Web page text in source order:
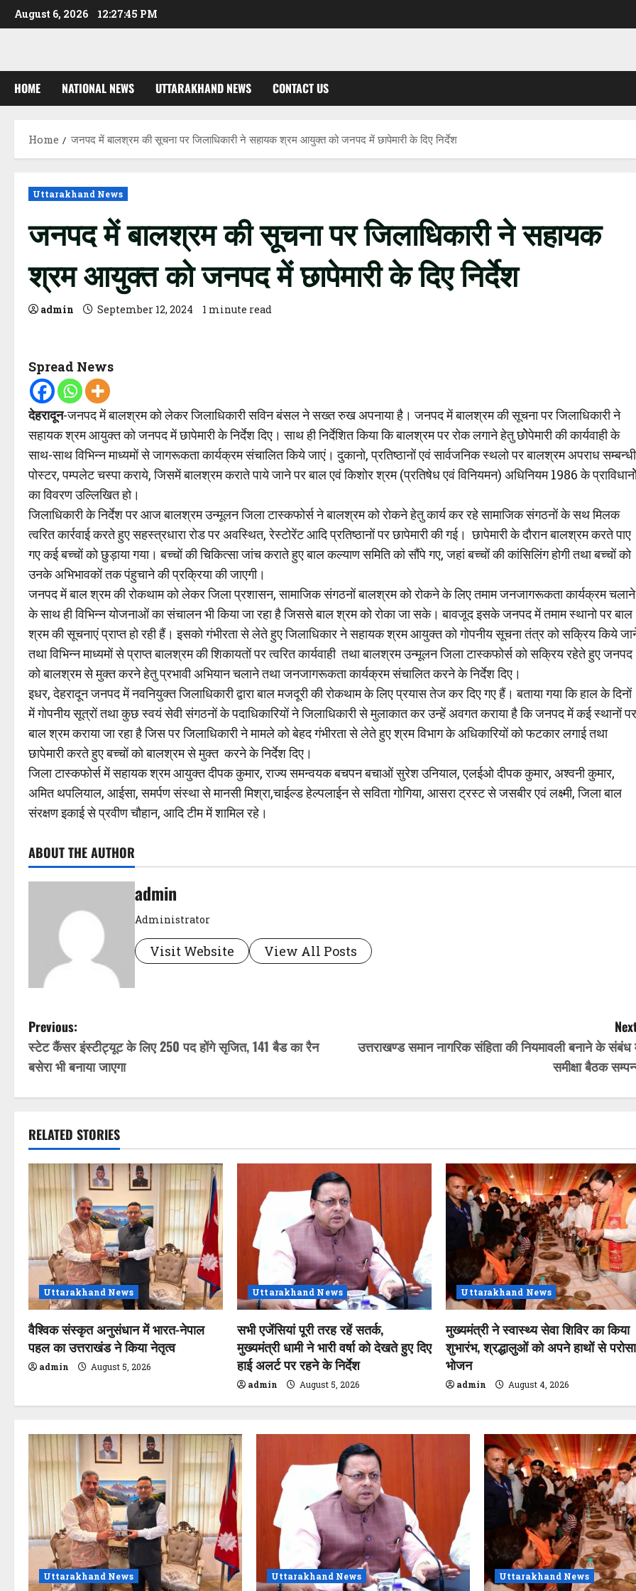
Skip
to
August 6, 2026 12:27:46 PM
HOME NATIONAL NEWS UTTARAKHAND NEWS CONTACT US
Home जनपद में बालश्रम की सूचना पर जिलाधिकारी ने सहायक श्रम आयुक्त को जनपद में छापेमारी के दिए निर्देश
Uttarakhand News
जनपद में बालश्रम की सूचना पर जिलाधिकारी ने सहायक
श्रम आयुक्त को जनपद में छापेमारी के दिए निर्देश
admin September 12, 2024 1 minute read
Spread News
देहरादून-जनपद में बालश्रम को लेकर जिलाधिकारी सविन बंसल ने सख्त रुख अपनाया है। जनपद में बालश्रम की सूचना पर जिलाधिकारी ने
सहायक श्रम आयुक्त को जनपद में छापेमारी के निर्देश दिए। साथ ही निर्देशित किया कि बालश्रम पर रोक लगाने हेतु छोेेपेमारी की कार्यवाही के
साथ-साथ विभिन्न माध्यमों से जागरूकता कार्यक्रम संचालित किये जाएं। दुकानो, प्रतिष्ठानों एवं सार्वजनिक स्थलो पर बालश्रम अपराध सम्बन्धी
पोस्टर, पम्पलेट चस्पा कराये, जिसमें बालश्रम कराते पाये जाने पर बाल एवं किशोर श्रम (प्रतिषेध एवं विनियमन) अधिनियम 1986 के
का विवरण उल्लिखित हो।
जिलाधिकारी के निर्देश पर आज बालश्रम उन्मूलन जिला टास्कफोर्स ने बालश्रम को रोकने हेतु कार्य कर रहे सामाजिक संगठनों के सथ मिलक
त्वरित कार्रवाई करते हुए सहस्त्रधारा रोड पर अवस्थित, रेस्टोरेंट आदि प्रतिष्ठानों पर छापेमारी की गई। छापेमारी के दौरान बालश्रम करते पाए
गए कई बच्चों को छुड़ाया गया। बच्चों की चिकित्सा जांच कराते हुए बाल कल्याण समिति को सौंपे गए, जहां बच्चों की कांसिलिंग होगी तथा बच्चों को
उनके अभिभावकों तक पंहुचाने की प्रक्रिया की जाएगी।
जनपद में बाल श्रम की रोकथाम को लेकर जिला प्रशासन, सामाजिक संगठनों बालश्रम को रोकने के लिए तमाम जनजागरूकता कार्यक्रम चलाने
के साथ ही विभिन्न योजनाओं का संचालन भी किया जा रहा है जिससे बाल श्रम को रोका जा सके। बावजूद इसके जनपद में तमाम स्थानो पर बाल
श्रम की सूचनाएं प्राप्त हो रही हैं। इसको गंभीरता से लेते हुए जिलाधिकार ने सहायक श्रम आयुक्त को गोपनीय सूचना तंत्र को सक्रिय किये
तथा विभिन्न माध्यमों से प्राप्त बालश्रम की शिकायतों पर त्वरित कार्यवाही तथा बालश्रम उन्मूलन जिला टास्कफोर्स को सक्रिय रहेते हुए जनपद
को बालश्रम से मुक्त करने हेतु प्रभावी अभियान चलाने तथा जनजागरूकता कार्यक्रम संचालित करने के निर्देश दिए।
इधर, देहरादून जनपद में नवनियुक्त जिलाधिकारी द्वारा बाल मजदूरी की रोकथाम के लिए प्रयास तेज कर दिए गए हैं। बताया गया कि हाल के दिनों
में गोपनीय सूत्रों तथा कुछ स्वयं सेवी संगठनों के पदाधिकारियों ने जिलाधिकारी से मुलाकात कर उन्हें अवगत कराया है कि जनपद में कई स्थानों पर
बाल श्रम कराया जा रहा है जिस पर जिलाधिकारी ने मामले को बेहद गंभीरता से लेते हुए श्रम विभाग के अधिकारियों को फटकार लगाई तथा
छापेमारी करते हुए बच्चों को बालश्रम से मुक्त करने के निर्देश दिए।
जिला टास्कफोर्स में सहायक श्रम आयुक्त दीपक कुमार, राज्य समन्वयक बचपन बचाओं सुरेश उनियाल, एलईओ दीपक कुमार, अश्वनी कुमार,
अमित थपलियाल, आईसा, समर्पण संस्था से मानसी मिश्रा,चाईल्ड हेल्पलाईन से सविता गोगिया, आसरा ट्रस्ट से जसबीर एवं लक्ष्मी, जिला बाल
संरक्षण इकाई से प्रवीण चौहान, आदि टीम में शामिल रहे।
ABOUT THE AUTHOR
admin
Administrator
Visit Website View All Posts
P
o
s
n
a
v
i
g
a
t
i
n
Previous:
स्टेट कैंसर इंस्टीट्यूट के लिए 250 पद होंगे सृजित, 141 बैड का रैन
बसेरा भी बनाया जाएगा
उत्तराखण्ड समान नागरिक संहिता की नियमावली बनाने के संबंध
समीक्षा बैठक
RELATED STORIES
Uttarakhand News
वैश्विक संस्कृत अनुसंधान में भारत-नेपाल
पहल का उत्तराखंड ने किया नेतृत्व
admin August 5, 2026
Uttarakhand News
सभी एजेंसियां पूरी तरह रहें सतर्क,
मुख्यमंत्री धामी ने भारी वर्षा को देखते हुए दिए
हाई अलर्ट पर रहने के निर्देश
admin August 5, 2026
Uttarakhand News
मुख्यमंत्री ने स्वास्थ्य सेवा शिविर का किया
शुभारंभ, श्रद्धालुओं को अपने हाथों से परोसा
भोजन
admin August 4, 2026
Uttarakhand News Uttarakhand News Uttarakhand News